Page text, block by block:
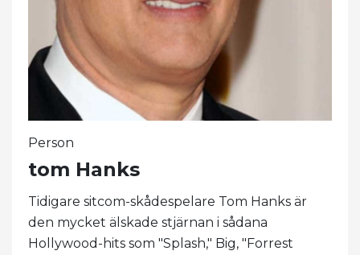
Person
tom Hanks
Tidigare sitcom-skådespelare Tom Hanks är
den mycket älskade stjärnan i sådana
Hollywood-hits som "Splash," Big, "Forrest